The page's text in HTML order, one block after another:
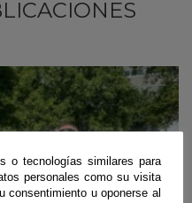
o tecnologías similares para
personales como su visita
consentimiento u oponerse al